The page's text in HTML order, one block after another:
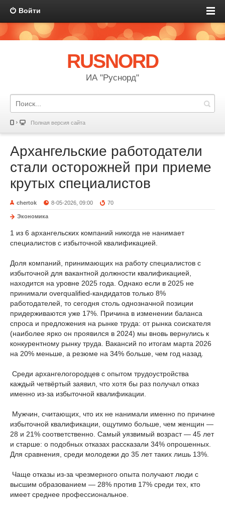
Войти
RUSNORD
ИА "Руснорд"
Полная версия сайта
Архангельские работодатели
стали осторожней при приеме
крутых специалистов
chertok 8-05-2026, 09:00 70
Экономика
1 из 6 архангельских компаний никогда не нанимает
специалистов с избыточной квалификацией.
Доля компаний, принимающих на работу специалистов с
избыточной для вакантной должности квалификацией,
находится на уровне 2025 года. Однако если в 2025 не
принимали overqualified-кандидатов только 8%
работодателей, то сегодня столь однозначной позиции
придерживаются уже 17%. Причина в изменении баланса
спроса и предложения на рынке труда: от рынка соискателя
(наиболее ярко он проявился в 2024) мы вновь вернулись к
конкурентному рынку труда. Вакансий по итогам марта 2026
на 20% меньше, а резюме на 34% больше, чем год назад.
Среди архангелогородцев с опытом трудоустройства
каждый четвёртый заявил, что хотя бы раз получал отказ
именно из-за избыточной квалификации.
Мужчин, считающих, что их не нанимали именно по причине
избыточной квалификации, ощутимо больше, чем женщин —
28 и 21% соответственно. Самый уязвимый возраст — 45 лет
и старше: о подобных отказах рассказали 34% опрошенных.
Для сравнения, среди молодежи до 35 лет таких лишь 13%.
Чаще отказы из-за чрезмерного опыта получают люди с
высшим образованием — 28% против 17% среди тех, кто
имеет среднее профессиональное.